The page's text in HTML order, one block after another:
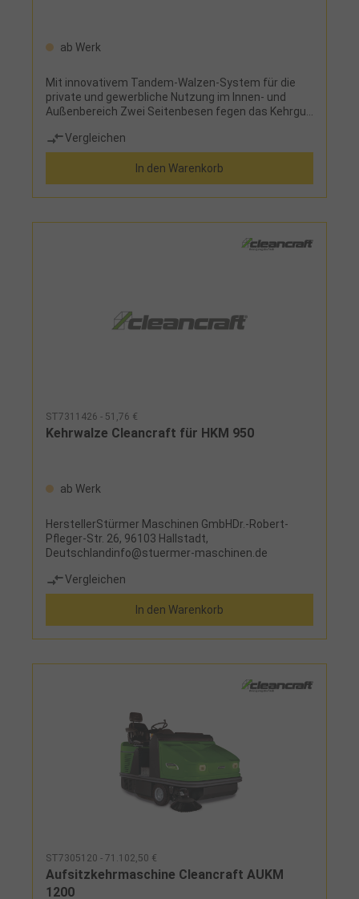
ab Werk
Mit innovativem Tandem-Walzen-System für die
private und gewerbliche Nutzung im Innen- und
Außenbereich Zwei Seitenbesen fegen das Kehrgut
oben in den KehrgutbehälterFür unterschiedlichste
Bodenverhältnisse geeignet durch
höhenverstellbare SeitenbesenVerschleißfeste
Kehrwalzen und Seitenbesen aus PolyamidHandlich
und leicht zu schiebenPlatzsparende
GriffHerstellerStürmer Maschinen GmbHDr.-Robert-
Vergleichen
In den Warenkorb
ST7311426 - 51,76 €
Kehrwalze Cleancraft für HKM 950
ab Werk
HerstellerStürmer Maschinen GmbHDr.-Robert-
Pfleger-Str. 26, 96103 Hallstadt,
Deutschlandinfo@stuermer-maschinen.de
Vergleichen
In den Warenkorb
ST7305120 - 71.102,50 €
Aufsitzkehrmaschine Cleancraft AUKM
1200